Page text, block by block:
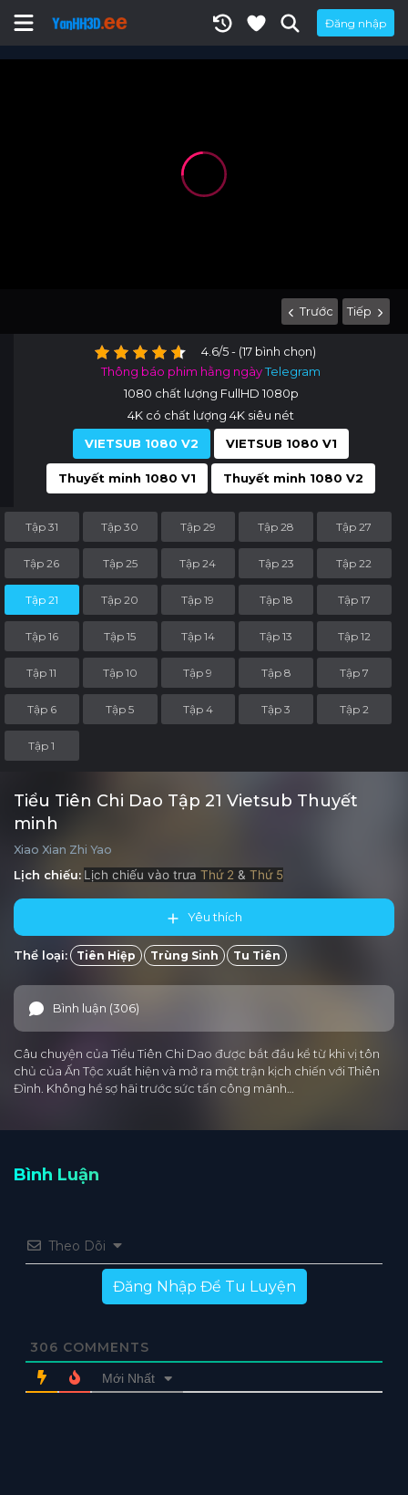
Đăng nhập
Trước Tiếp
4.6/5 - (17 bình chọn)
Thông báo phim hằng ngàyTelegram
1080 chất lượng FullHD 1080p
4K có chất lượng 4K siêu nét
VIETSUB 1080 V2
VIETSUB 1080 V1
Thuyết minh 1080 V1 Thuyết minh 1080 V2
Tập 31 Tập 30 Tập 29 Tập 28 Tập 27
Tập 26 Tập 25 Tập 24 Tập 23 Tập 22
Tập 21 Tập 20 Tập 19 Tập 18 Tập 17
Tập 16 Tập 15 Tập 14 Tập 13 Tập 12
Tập 11 Tập 10 Tập 9 Tập 8 Tập 7
Tập 6 Tập 5 Tập 4 Tập 3 Tập 2
Tập 1
Tiểu Tiên Chi Dao Tập 21 Vietsub Thuyết
minh
Xiao Xian Zhi Yao
Lịch chiếu: Lịch chiếu vào trưa Thứ 2 & Thứ 5
Yêu thích
Thể loại: Tiên Hiệp Trùng Sinh Tu Tiên
Bình luận (306)
Câu chuyện của Tiểu Tiên Chi Dao được bắt đầu kể từ khi vị tôn
chủ của Ấn Tộc xuất hiện và mở ra một trận kịch chiến với Thiên
Đình. Không hề sợ hãi trước sức tấn công mãnh…
Bình Luận
Theo Dõi
Đăng Nhập Để Tu Luyện
306 COMMENTS
Mới Nhất